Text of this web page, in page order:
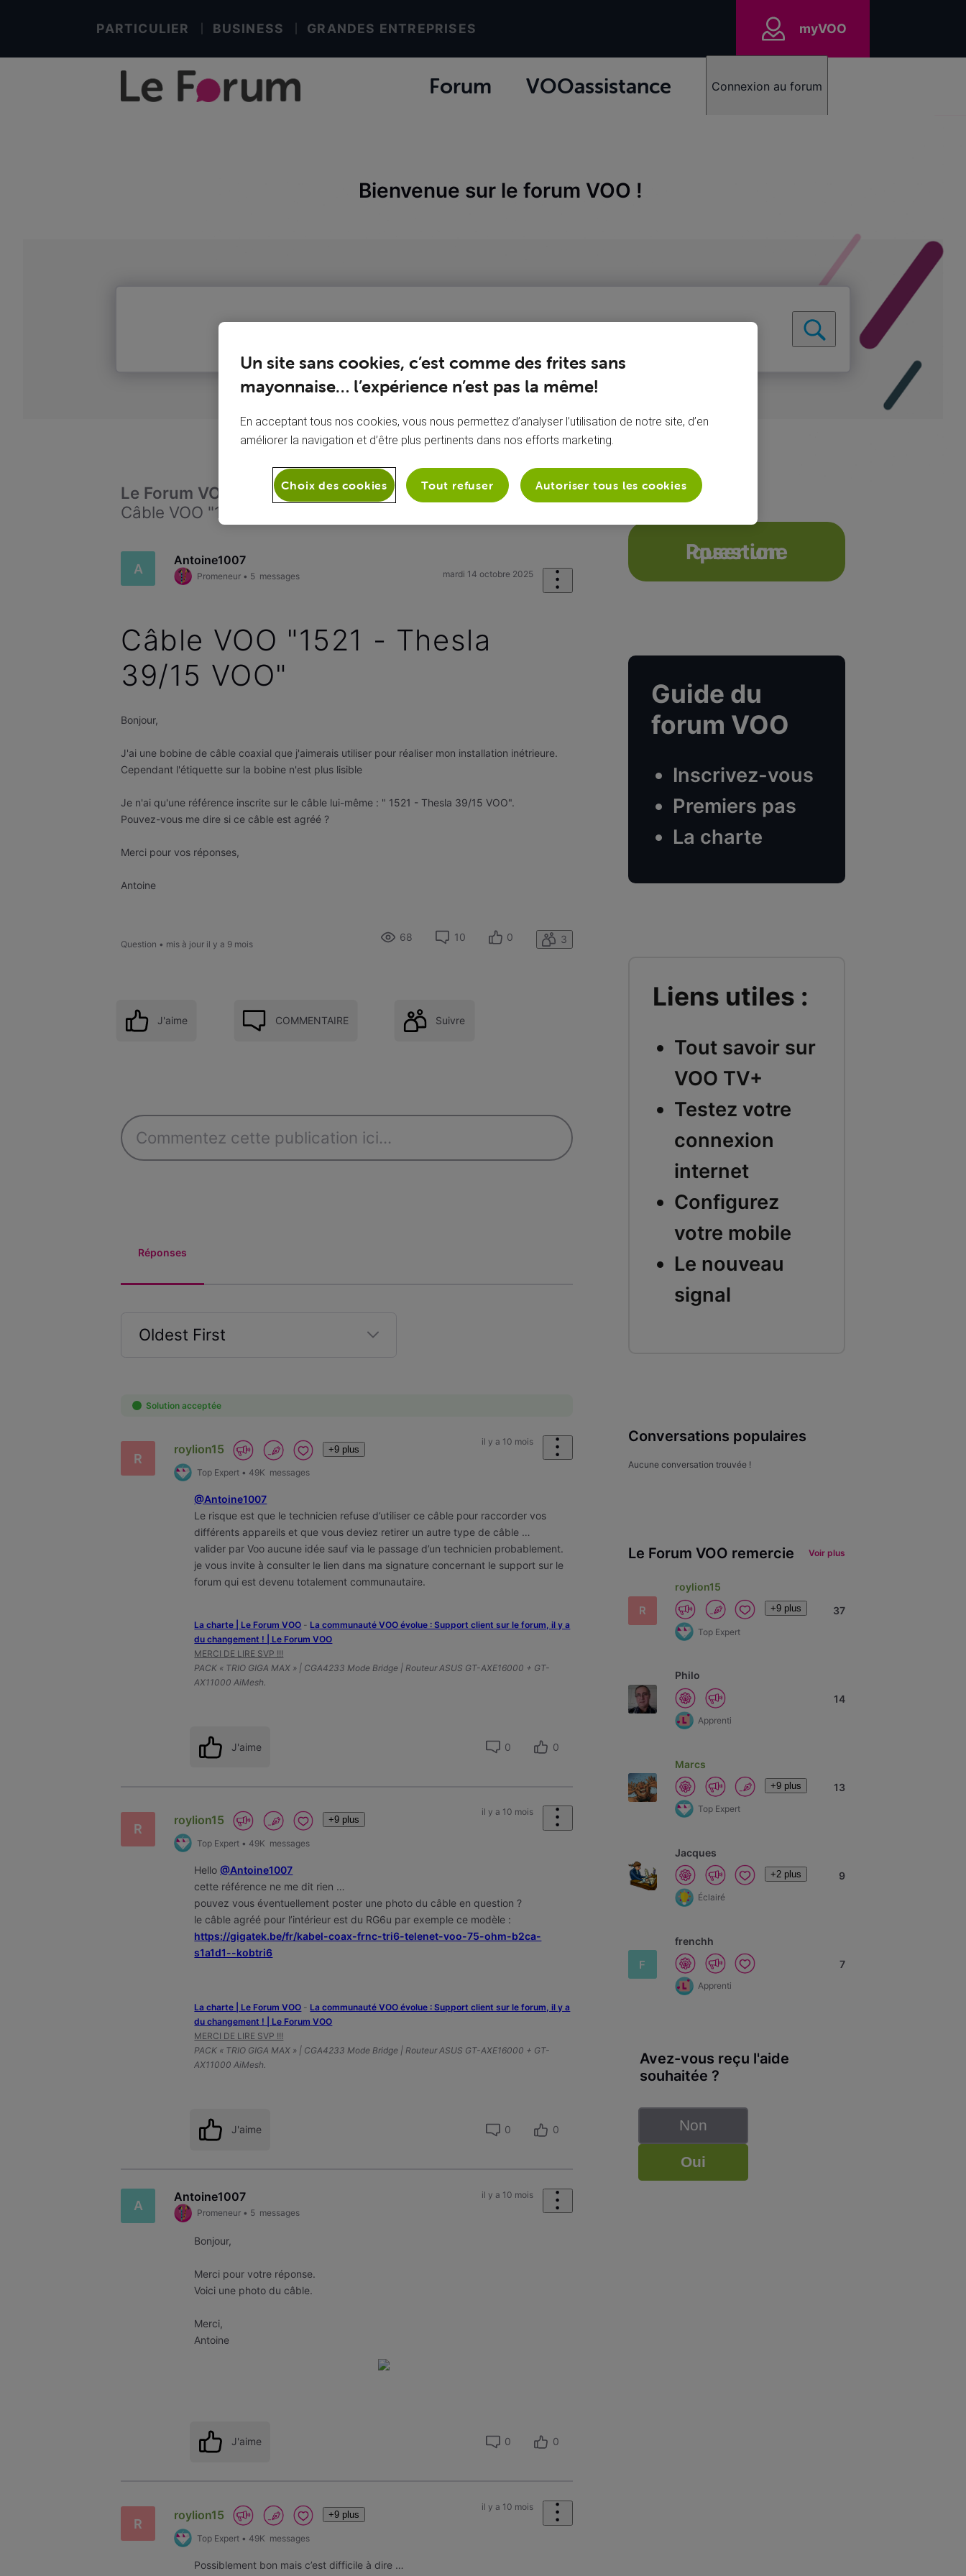
PARTICULIER BUSINESS GRANDES ENTREPRISES myVOO
Forum VOOassistance Connexion au forum
Bienvenue sur le forum VOO !
Le Forum VOO Télévision
Mon application VOO TV+
Câble VOO "1521 - Thesla 39...
A
Antoine1007
Promeneur• 5 messages mardi 14 octobre 2025
Câble VOO "1521 - Thesla
39/15 VOO"
Bonjour,
J'ai une bobine de câble coaxial que j'aimerais utiliser pour réaliser mon installation inétrieure.
Cependant l'étiquette sur la bobine n'est plus lisible
Je n'ai qu'une référence inscrite sur le câble lui-même : " 1521 - Thesla 39/15 VOO".
Pouvez-vous me dire si ce câble est agréé ?
Merci pour vos réponses,
Antoine
Question • mis à jour il y a 9 mois
68 10 0 3
J'aime COMMENTAIRE Suivre
Réponses
Oldest First
First
Solution acceptée
R
roylion15 +9 plus
Top Expert• 49K messages
il y a 10 mois
@Antoine1007
Le risque est que le technicien refuse d’utiliser ce câble pour raccorder vos
différents appareils et que vous deviez retirer un autre type de câble …
valider par Voo aucune idée sauf via le passage d’un technicien probablement.
je vous invite à consulter le lien dans ma signature concernant le support sur le
forum qui est devenu totalement communautaire.
La charte | Le Forum VOO - ‎La communauté VOO évolue : Support client sur le forum, il y a
du changement ! | Le Forum VOO
MERCI DE LIRE SVP !!!
PACK « TRIO GIGA MAX » | CGA4233 Mode Bridge | Routeur ASUS GT-AXE16000 + GT-
AX11000 AiMesh.
J'aime 0 0
R
roylion15 +9 plus
Top Expert• 49K messages
il y a 10 mois
Hello@Antoine1007
cette référence ne me dit rien …
pouvez vous éventuellement poster une photo du câble en question ?
le câble agréé pour l’intérieur est du RG6u par exemple ce modèle :
https://gigatek.be/fr/kabel-coax-frnc-tri6-telenet-voo-75-ohm-b2ca-
s1a1d1--kobtri6
La charte | Le Forum VOO - ‎La communauté VOO évolue : Support client sur le forum, il y a
du changement ! | Le Forum VOO
MERCI DE LIRE SVP !!!
PACK « TRIO GIGA MAX » | CGA4233 Mode Bridge | Routeur ASUS GT-AXE16000 + GT-
AX11000 AiMesh.
J'aime 0 0
A
Antoine1007
Promeneur• 5 messages
il y a 10 mois
Bonjour,
Merci pour votre réponse.
Voici une photo du câble.
Merci,
Antoine
J'aime 0 0
R
roylion15 +9 plus
Top Expert• 49K messages
il y a 10 mois
Possiblement bon mais c’est difficile à dire …
Poser une question
Guide du
forum VOO
Inscrivez-vous
Premiers pas
La charte
Liens utiles :
Tout savoir sur
VOO TV+
Testez votre
connexion
internet
Configurez
votre mobile
Le nouveau
signal
Conversations populaires
Aucune conversation trouvée !
Le Forum VOO remercie Voir plus
R
roylion15
+9 plus
Top Expert
37
Philo
Apprenti
14
Marcs
+9 plus
Top Expert
13
Jacques
+2 plus
Éclairé
9
F
frenchh
Apprenti
7
Avez-vous reçu l'aide
souhaitée ?
Non
Oui
Un site sans cookies, c’est comme des frites sans
mayonnaise… l’expérience n’est pas la même!
En acceptant tous nos cookies, vous nous permettez d’analyser l’utilisation de notre site, d’en
améliorer la navigation et d’être plus pertinents dans nos efforts marketing.
Tout refuser Autoriser tous les cookies
Choix des cookies